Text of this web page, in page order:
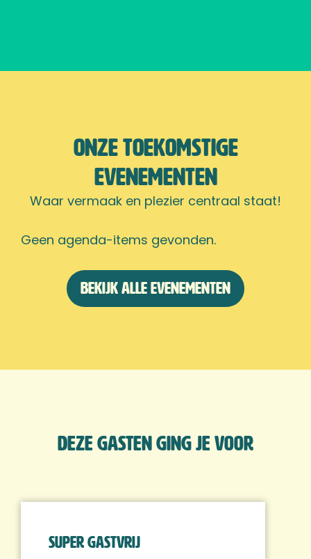
Onze toekomstige
evenementen
Waar vermaak en plezier centraal staat!
Geen agenda-items gevonden.
Bekijk alle evenementen
Deze gasten ging je voor
Super gastvrij